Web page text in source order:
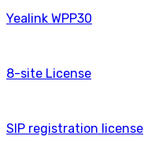
Yealink WPP30
8-site License
SIP registration license